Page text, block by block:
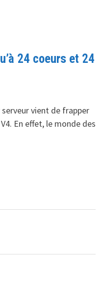
24 coeurs et 24
vient de frapper
En effet, le monde des